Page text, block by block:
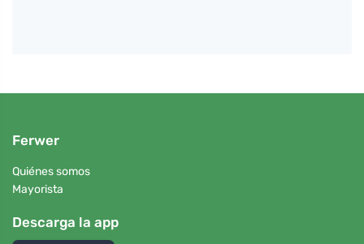
Ferwer
Quiénes somos
Mayorista
Descarga la app